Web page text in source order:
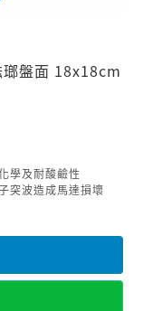
盤面 18x18cm
學及耐酸鹼性
突波造成馬達損壞